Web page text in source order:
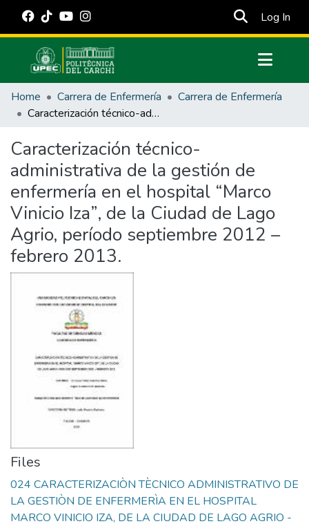
Log In
Communities & Collections
All of DSpace
Estadísticas Externas
Manuales
Home Carrera de Enfermería
Carrera de Enfermería
Caracterización técnico-administrativa de la gestión de enfermería en el hospital “Marco Vinicio Iza”, de la Ciudad de Lago Agrio, período septiembre 2012 – febrero 2013.
Caracterización técnico-
administrativa de la gestión de
enfermería en el hospital “Marco
Vinicio Iza”, de la Ciudad de Lago
Agrio, período septiembre 2012 –
febrero 2013.
Files
024 CARACTERIZACIÒN TÈCNICO ADMINISTRATIVO DE
LA GESTIÒN DE ENFERMERÌA EN EL HOSPITAL
MARCO VINICIO IZA, DE LA CIUDAD DE LAGO AGRIO -